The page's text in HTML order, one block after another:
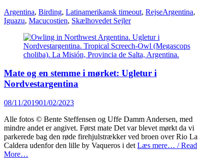
Categories
Argentina, Birding, Latinamerikansk timeout, RejseTags
Argentina,
Iguazu, Macucostien, Skælhovedet Sejler
Mate og en stemme i mørket: Ugletur i
Nordvestargentina
Posted
08/11/201901/02/2023
Alle fotos © Bente Steffensen og Uffe Damm Andersen, med
mindre andet er angivet. Først mate Det var blevet mørkt da vi
parkerede bag den røde firehjulstrækker ved broen over Rio La
Caldera udenfor den lille by Vaqueros i det Læs mere… / Read
More…